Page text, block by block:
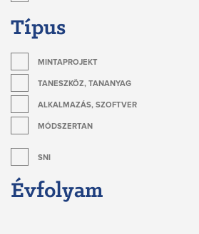
Típus
MINTAPROJEKT
TANESZKÖZ, TANANYAG
ALKALMAZÁS, SZOFTVER
MÓDSZERTAN
SNI
Évfolyam